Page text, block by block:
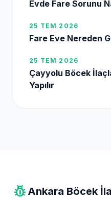
Evde Fare Sorunu
25 TEM 2026
Fare Eve Nereden
25 TEM 2026
Çayyolu Böcek
Yapılır
pest_control Ankara Böcek